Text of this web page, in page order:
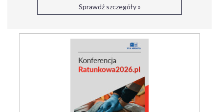
Sprawdź szczegóły »